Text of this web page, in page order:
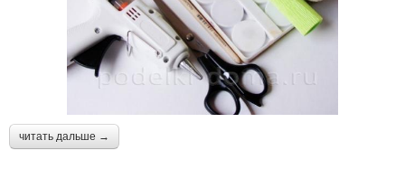
читать дальше →